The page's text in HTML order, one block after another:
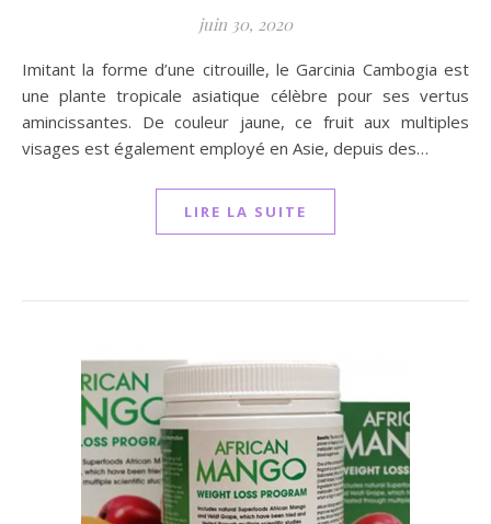
juin 30, 2020
Imitant la forme d’une citrouille, le Garcinia Cambogia est
une plante tropicale asiatique célèbre pour ses vertus
amincissantes. De couleur jaune, ce fruit aux multiples
visages est également employé en Asie, depuis des…
LIRE LA SUITE